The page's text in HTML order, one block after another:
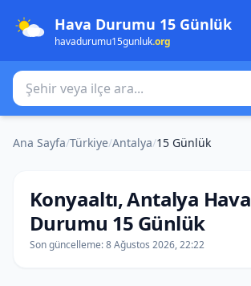
Hava Durumu 15 Günlük
havadurumu15gunluk.org
Şehir veya ilçe ara
Ana Sayfa/Türkiye/Antalya/15 Günlük
Konyaaltı, Antalya Hava
Durumu 15 Günlük
Son güncelleme:8 Ağustos 2026, 22:22